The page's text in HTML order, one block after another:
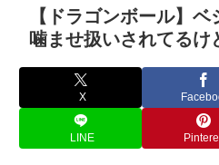
【ドラゴンボール】
噛ませ扱いされてるけ
X
LINE